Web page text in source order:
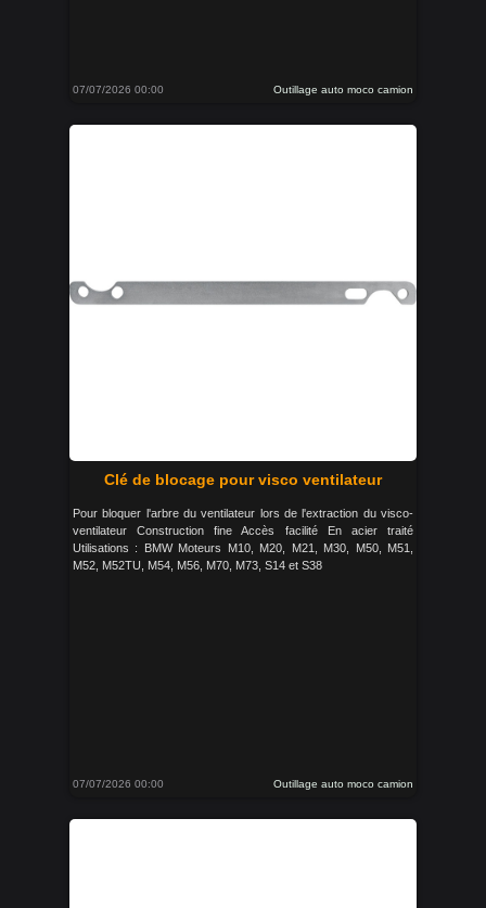
07/07/2026 00:00 Outillage auto moco camion
Clé de blocage pour visco ventilateur
Pour bloquer l'arbre du ventilateur lors de l'extraction du visco-
ventilateur Construction fine Accès facilité En acier traité
Utilisations : BMW Moteurs M10, M20, M21, M30, M50, M51,
M52, M52TU, M54, M56, M70, M73, S14 et S38
07/07/2026 00:00 Outillage auto moco camion